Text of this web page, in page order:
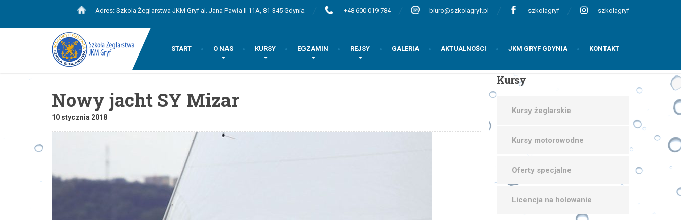
Adres: Szkola Żeglarstwa JKM Gryf al. Jana Pawła II 11A, 81-345 Gdynia +48 600 019 784 biuro@szkolagryf.pl szkolagryf szkolagryf
START O NAS KURSY EGZAMIN REJSY GALERIA AKTUALNOŚCI JKM GRYF GDYNIA KONTAKT
Nowy jacht SY Mizar
10 stycznia 2018
Kursy
Kursy żeglarskie
Kursy motorowodne
Oferty specjalne
Licencja na holowanie